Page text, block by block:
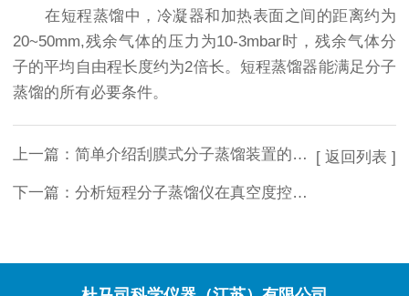
在短程蒸馏中，冷凝器和加热表面之间的距离约为
20~50mm,残余气体的压力为10-3mbar时，残余气体分
子的平均自由程长度约为2倍长。短程蒸馏器能满足分子
蒸馏的所有必要条件。
上一篇： 简单介绍刮膜式分子蒸馏装置的工作流程
下一篇： 分析短程分子蒸馏仪在真空度控制方面的应用
[ 返回列表 ]